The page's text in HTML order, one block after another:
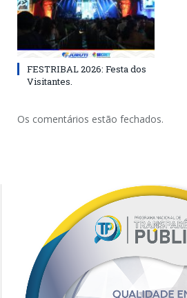
FESTRIBAL 2026: Festa dos
Visitantes.
Os comentários estão fechados.